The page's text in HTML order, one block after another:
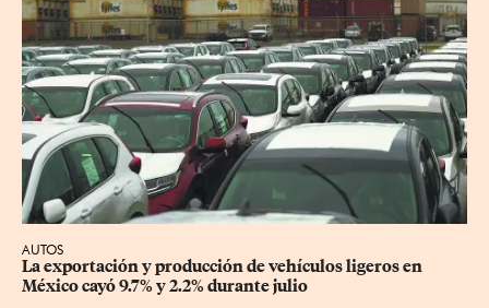
AUTOS
La exportación y producción de vehículos ligeros en
México cayó 9.7% y 2.2% durante julio